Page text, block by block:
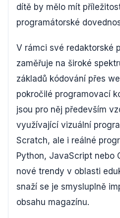
dítě by mělo mít
programátorské
V rámci své redaktorské
zaměřuje na široké
základů kódování přes
pokročilé programovací
jsou pro něj především
využívající vizuální
Scratch, ale i reálné
Python, JavaScript nebo
nové trendy v oblasti
snaží se je smysluplně
obsahu magazínu.